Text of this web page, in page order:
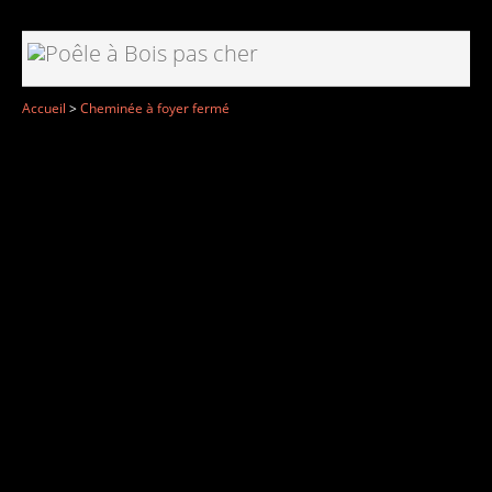
Accueil >Cheminée à foyer fermé